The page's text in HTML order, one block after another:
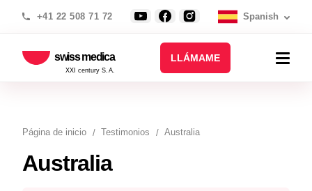
+41 22 508 71 72 Spanish
swiss medica
XXI century S.A.
LLÁMAME
Página de inicio Testimonios Australia
Australia